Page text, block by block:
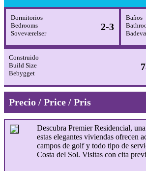
Dormitorios
Bedrooms
Soveværelser
2-3
Baños
Construido
Build Size
Bebygget
Precio / Price / Pris
Descubra Premier Residencial,
estas elegantes viviendas ofrecen
campos de golf y todo tipo de
Costa del Sol. Visitas con cita